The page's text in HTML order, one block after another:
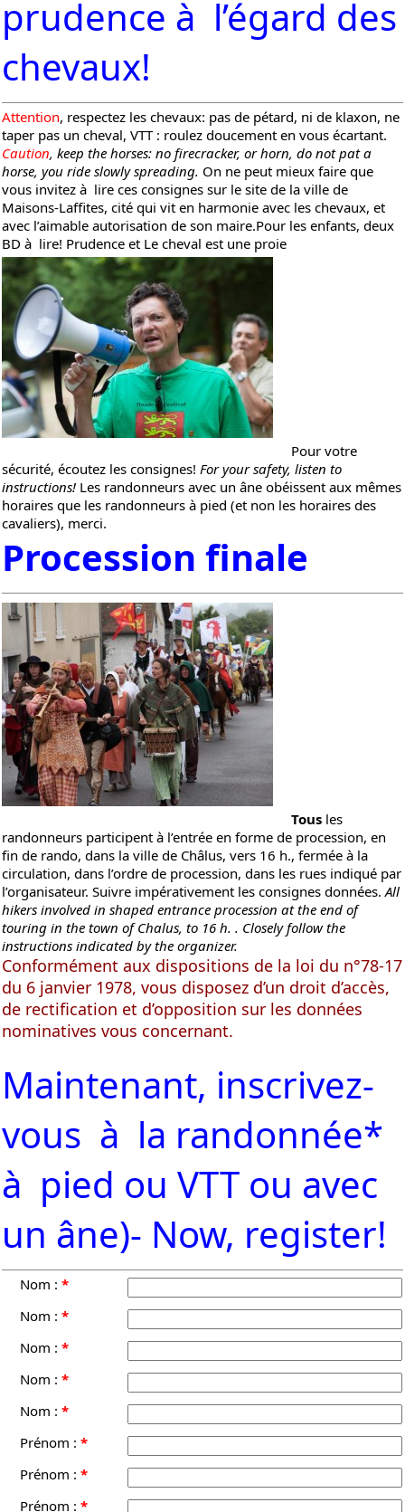
prudence à l’égard des
chevaux!
Attention, respectez les chevaux: pas de pétard, ni de klaxon, ne
taper pas un cheval, VTT : roulez doucement en vous écartant.
Caution, keep the horses: no firecracker, or horn, do not pat a
horse, you ride slowly spreading. On ne peut mieux faire que
vous invitez à lireces consignes sur le site de la ville de
Maisons-Laffites, cité qui vit en harmonie avec les chevaux, et
avec l’aimable autorisation de son maire.Pour les enfants, deux
BD à lire! Prudence et Le cheval est une proie
Pour votre
sécurité, écoutez les consignes! For your safety, listen to
instructions! Les randonneurs avec un âne obéissent aux mêmes
horaires que les randonneurs à pied (et non les horaires des
cavaliers), merci.
Procession finale
Tous les
randonneurs participent à l’entrée en forme de procession, en
fin de rando, dans la ville de Châlus, vers 16 h., fermée à la
circulation, dans l’ordre de procession, dans les rues indiqué par
l’organisateur. Suivre impérativement les consignes données.All
hikers involved in shaped entrance procession at the end of
touring in the town of Chalus, to 16 h. . Closely follow the
instructions indicated by the organizer.
Conformément aux dispositions de la loi du n°78-17
du 6 janvier 1978, vous disposez d’un droit d’accès,
de rectification et d’opposition sur les données
nominatives vous concernant.
Maintenant, inscrivez-
vous à la randonnée*
à pied ou VTT ou avec
un âne)- Now, register!
Nom :*
Nom :*
Nom :*
Nom :*
Nom :*
Prénom :*
Prénom :*
Prénom :*